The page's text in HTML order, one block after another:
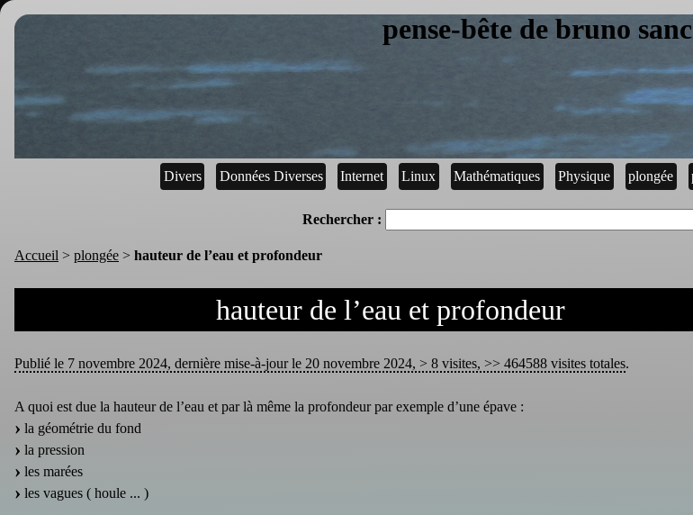
pense-bête de bruno
Divers Données Diverses Internet Linux Mathématiques Physique plongée
Rechercher :
Accueil > plongée > hauteur de l’eau et profondeur
hauteur de l’eau et profondeur
Publié le 7 novembre 2024, dernière mise-à-jour le 20 novembre 2024, > 8 visites, >> 464588 visites totales.
A quoi est due la hauteur de l’eau et par là même la profondeur par exemple d’une épave :
la géométrie du fond
la pression
les marées
les vagues ( houle ... )